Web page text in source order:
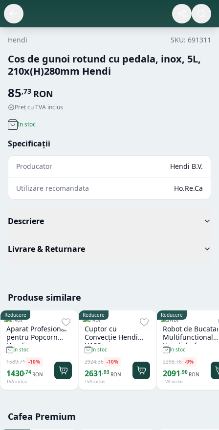
Hendi SKU: 691311
Cos de gunoi rotund cu pedala, inox, 5L,
210x(H)280mm Hendi
85,73 RON
Preț cu TVA inclus
In stoc
Specificații
Producator Hendi B.V.
Utilizare recomandata Ho.Re.Ca
Descriere
Livrare & Returnare
Produse similare
Reducere
HENDI
Aparat Profesional
pentru Popcorn
Hendi
In stoc
1589,71 -10%
1430,74 RON
TVA inclus
Reducere
HENDI
Cuptor cu
Convecție Hendi
H100
In stoc
2924,36 -10%
2631,93 RON
TVA inclus
Reducere
HENDI
Robot de
Multifunctional
Hendichef
In stoc
2298,78 -9%
2091,90 RON
TVA inclus
Cafea Premium